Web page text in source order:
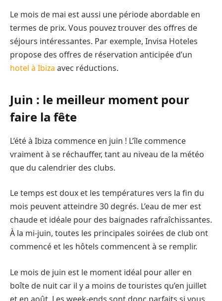
Le mois de mai est aussi une période abordable en
termes de prix. Vous pouvez trouver des offres de
séjours intéressantes. Par exemple, Invisa Hoteles
propose des offres de réservation anticipée d’un
hotel à Ibiza avec réductions.
Juin : le meilleur moment pour
faire la fête
L’été à Ibiza commence en juin ! L’île commence
vraiment à se réchauffer, tant au niveau de la météo
que du calendrier des clubs.
Le temps est doux et les températures vers la fin du
mois peuvent atteindre 30 degrés. L’eau de mer est
chaude et idéale pour des baignades rafraîchissantes.
À la mi-juin, toutes les principales soirées de club ont
commencé et les hôtels commencent à se remplir.
Le mois de juin est le moment idéal pour aller en
boîte de nuit car il y a moins de touristes qu’en juillet